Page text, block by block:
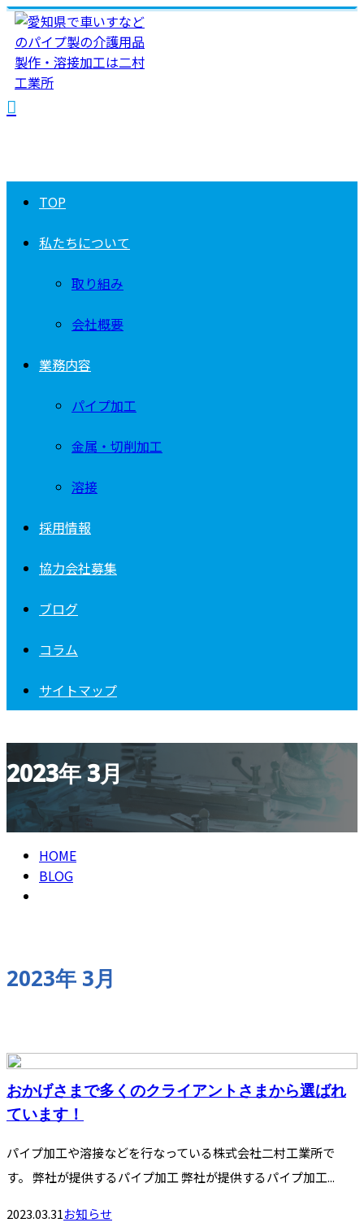
TOP
私たちについて
取り組み
会社概要
業務内容
パイプ加工
金属・切削加工
溶接
採用情報
協力会社募集
ブログ
コラム
サイトマップ
2023年 3月
HOME
BLOG
2023年 3月
おかげさまで多くのクライアントさまから選ばれ
ています！
パイプ加工や溶接などを行なっている株式会社二村工業所で
す。 弊社が提供するパイプ加工 弊社が提供するパイプ加工...
2023.03.31お知らせ